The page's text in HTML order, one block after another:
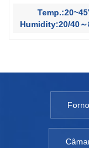
Humidity:20/40～